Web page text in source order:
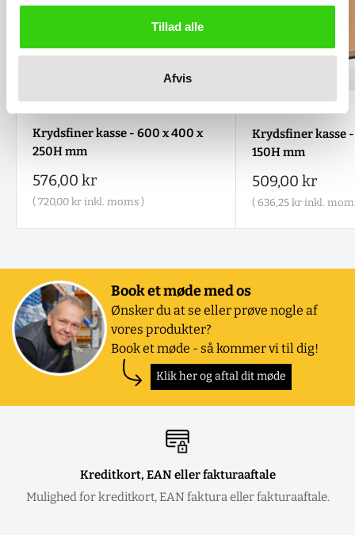
Tillad alle
Afvis
Krydsfiner kasse - 600 x 400 x
250H mm
Salgspris
576,00 kr
( 720,00 kr inkl. moms )
Krydsfiner kasse
150H mm
Salgspris
509,00 kr
( 636,25 krinkl.
Book et møde med os
Ønsker du at se eller prøve nogle af
vores produkter?
Book et møde - så kommer vi til dig!
Klik her og aftal dit møde
Kreditkort, EAN eller fakturaaftale
Mulighed for kreditkort, EAN faktura eller fakturaaftale.